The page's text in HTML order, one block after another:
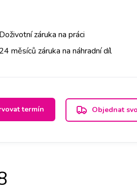
Doživotní záruka na práci
24 měsíců záruka na náhradní díl
termín Objednat